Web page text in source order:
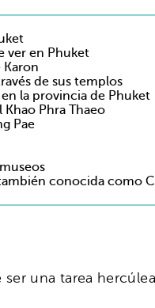
ver en Phuket
de sus templos
la provincia de Phuket
Phra Thaeo
Pae
conocida como
una tarea